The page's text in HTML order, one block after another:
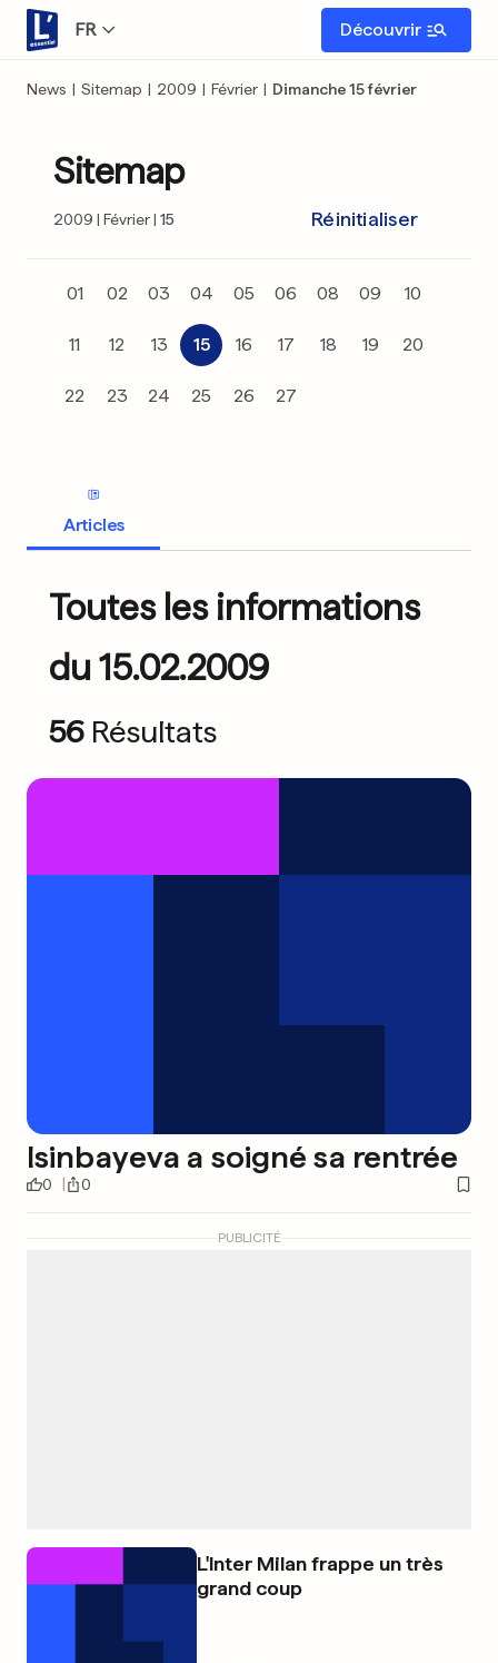
FR Découvrir
News | Sitemap | 2009 | Février | Dimanche 15 février
Sitemap
2009 Février 15 Réinitialiser
01 02 03 04 05 06 08 09 10
11 12 13 15 16 17 18 19 20
22 23 24 25 26 27
Articles
Toutes les informations
du 15.02.2009
56 Résultats
Isinbayeva a soigné sa rentrée
0 0
L'Inter Milan frappe un très
grand coup
PUBLICITÉ